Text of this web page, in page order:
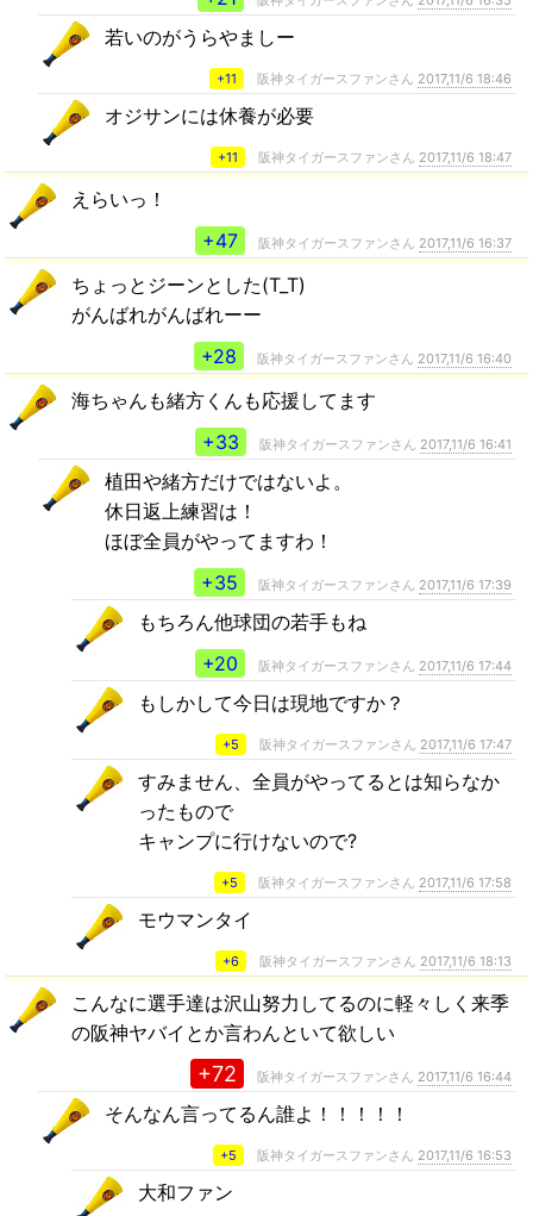
若いのがうらやましー
+11 阪神タイガースファンさん 2017,11/6 18:46
オジサンには休養が必要
+11 阪神タイガースファンさん 2017,11/6 18:47
えらいっ！
+47
阪神タイガースファンさん 2017,11/6 16:37
ちょっとジーンとした(T_T)
がんばれがんばれーー
+28
阪神タイガースファンさん 2017,11/6 16:40
海ちゃんも緒方くんも応援してます
+33
阪神タイガースファンさん 2017,11/6 16:41
植田や緒方だけではないよ。
休日返上練習は！
ほぼ全員がやってますわ！
+35
阪神タイガースファンさん 2017,11/6 17:39
もちろん他球団の若手もね
+20
阪神タイガースファンさん 2017,11/6 17:44
もしかして今日は現地ですか？
+5 阪神タイガースファンさん 2017,11/6 17:47
すみません、全員がやってるとは知らなか
ったもので
キャンプに行けないので?
+5 阪神タイガースファンさん 2017,11/6 17:58
モウマンタイ
+6 阪神タイガースファンさん 2017,11/6 18:13
こんなに選手達は沢山努力してるのに軽々しく来季
の阪神ヤバイとか言わんといて欲しい
+72 阪神タイガースファンさん 2017,11/6 16:44
そんなん言ってるん誰よ！！！！！
+5 阪神タイガースファンさん 2017,11/6 16:53
大和ファン